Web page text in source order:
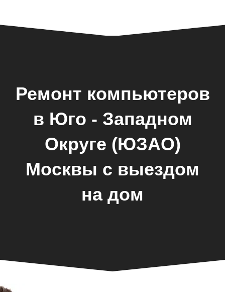
Ремонт компьютеров
в Юго - Западном
Округе (ЮЗАО)
Москвы с выездом
на дом